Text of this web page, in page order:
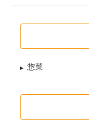
惣菜